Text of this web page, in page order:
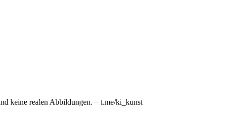
keine realen Abbildungen. – t.me/ki_kunst